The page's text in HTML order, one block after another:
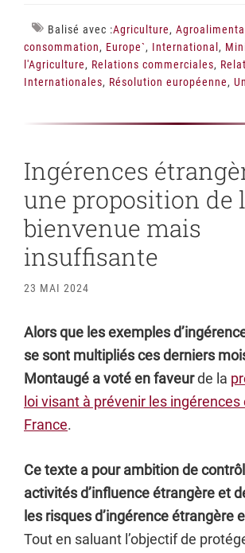
Balisé avec :Agriculture,
consommation, Europe`, International ,
l'Agriculture, Relations commerciales,
Internationales, Résolution européenne,
Ingérences
une proposition de
bienvenue mais
insuffisante
23 MAI 2024
Alors que les exemples
se sont multipliés ces derniers
Montaugé a voté en faveurde la
loi visant à prévenir les
France.
Ce texte a pour ambition de
activités d’influence étrangère et
les risques d’ingérence étrangère
Tout en saluant l’objectif de